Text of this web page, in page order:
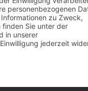
werbekueche.com